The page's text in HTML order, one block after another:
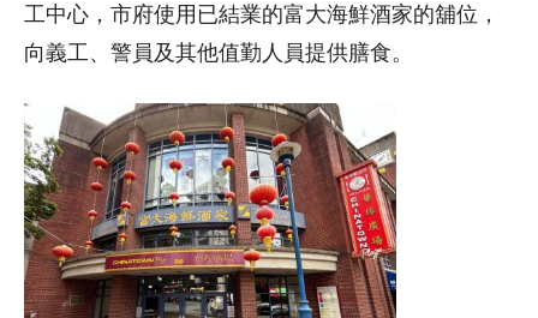
工中心，市府使用已結業的富大海鮮酒家的舖位，
向義工、警員及其他值勤人員提供膳食。